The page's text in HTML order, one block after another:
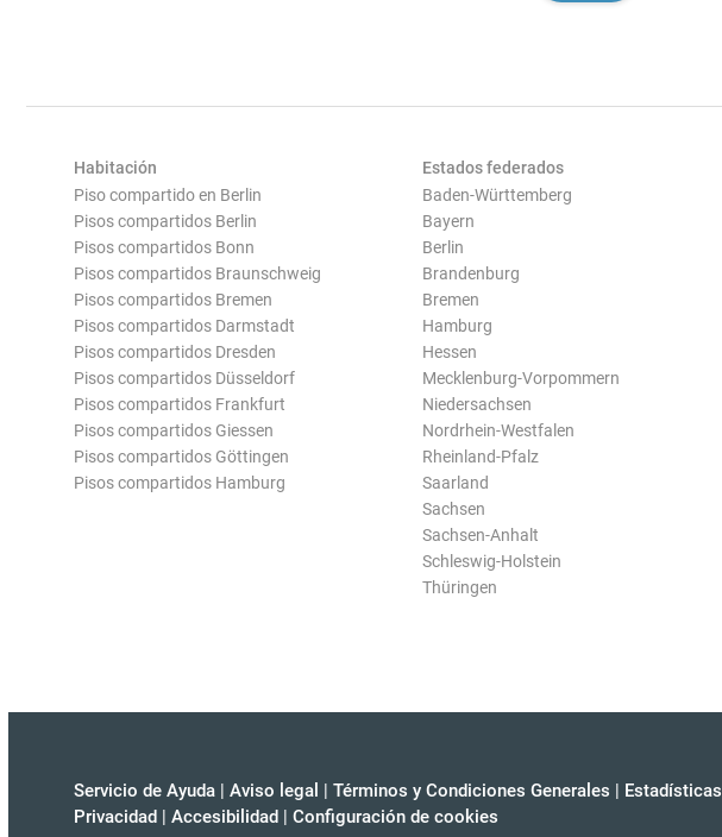
Habitación
Piso compartido en Berlin
Pisos compartidos Berlin
Pisos compartidos Bonn
Pisos compartidos Braunschweig
Pisos compartidos Bremen
Pisos compartidos Darmstadt
Pisos compartidos Dresden
Pisos compartidos Düsseldorf
Pisos compartidos Frankfurt
Pisos compartidos Giessen
Pisos compartidos Göttingen
Pisos compartidos Hamburg
Estados federados
Baden-Württemberg
Bayern
Berlin
Brandenburg
Bremen
Hamburg
Hessen
Mecklenburg-Vorpommern
Niedersachsen
Nordrhein-Westfalen
Rheinland-Pfalz
Saarland
Sachsen
Sachsen-Anhalt
Schleswig-Holstein
Thüringen
Servicio de Ayuda | Aviso legal | Términos y Condiciones Generales | Estadísticas
Privacidad | Accesibilidad | Configuración de cookies